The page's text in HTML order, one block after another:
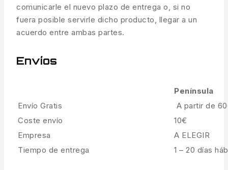
comunicarle el nuevo plazo de entrega o, si no
fuera posible servirle dicho producto, llegar a un
acuerdo entre ambas partes.
Envíos
Península
Envío Gratis
A partir de
Coste envío
10€
Empresa
A ELEGIR
Tiempo de entrega
1 – 20 días